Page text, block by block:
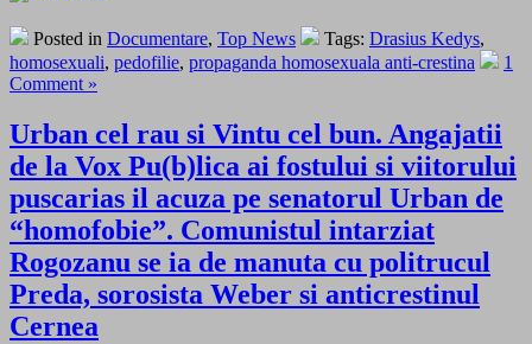
Posted in Documentare, Top News Tags: Drasius Kedys,
homosexuali, pedofilie, propaganda homosexuala anti-crestina
1
Comment »
Urban cel rau si Vintu cel bun. Angajatii
de la Vox Pu(b)lica ai fostului si viitorului
puscarias il acuza pe senatorul Urban de
“homofobie”. Comunistul intarziat
Rogozanu se ia de manuta cu politrucul
Preda, sorosista Weber si anticrestinul
Cernea